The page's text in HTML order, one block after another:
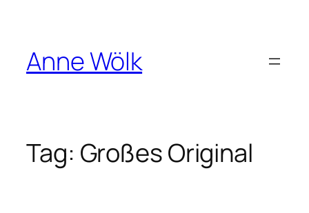
Anne Wölk
Tag: Großes Original